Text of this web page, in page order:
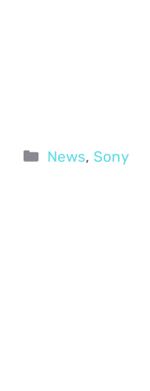
Categorie
News, Sony